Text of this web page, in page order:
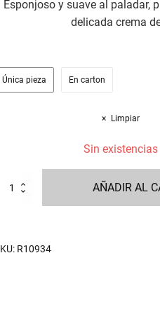
Esponjoso y suave al paladar,
delicada crema
Única pieza En carton
Limpiar
Sin existencias
AÑADIR AL
R10934